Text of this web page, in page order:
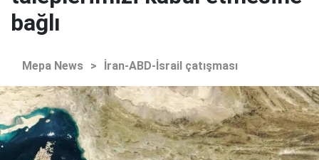
bağlı
Mepa News > İran-ABD-İsrail çatışması